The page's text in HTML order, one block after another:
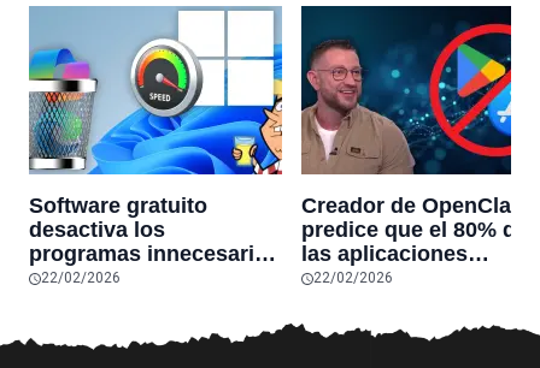
Software gratuito
desactiva los
programas innecesarios
de Windows 11 y
reduciendo el uso de la
RAM y mucho más
22/02/2026
Creador de OpenClaw
predice que el 80% de
las aplicaciones
actuales
sobrevivirán las
aplicaciones con
22/02/2026